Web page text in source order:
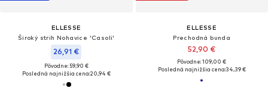
ELLESSE
Široký strih Nohavice 'Casoli'
26,91 €
Pôvodne: 59,90 €
Posledná najnižšia cena:20,94 €
ELLESSE
Prechodná bunda
52,90 €
Pôvodne: 109,00 €
Posledná najnižšia cena:34,39 €